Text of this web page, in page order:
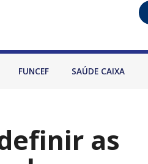
FUNCEF SAÚDE CAIXA
as